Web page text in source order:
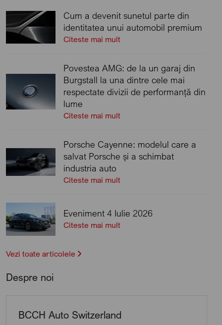
Cum a devenit sunetul parte din
identitatea unui automobil premium
Citeste mai mult
Povestea AMG: de la un garaj din
Burgstall la una dintre cele mai
respectate divizii de performanță din
lume
Citeste mai mult
Porsche Cayenne: modelul care a
salvat Porsche și a schimbat
industria auto
Citeste mai mult
Eveniment 4 Iulie 2026
Citeste mai mult
Vezi toate articolele
Despre noi
BCCH Auto Switzerland